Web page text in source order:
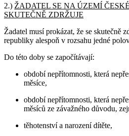
2.) ŽADATEL SE NA ÚZEMÍ
SKUTEČNĚ ZDRŽUJE
Žadatel musí prokázat, že se skutečně
republiky alespoň v rozsahu jedné
Do této doby se započítávají:
období nepřítomnosti, která
měsíce,
období nepřítomnosti, která
měsíců ze závažného důvodu,
těhotenství a narození dítěte,